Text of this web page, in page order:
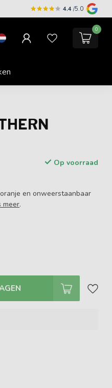
4.4 /5.0
0
Op voorraad
en onweerstaanbaar
meer.